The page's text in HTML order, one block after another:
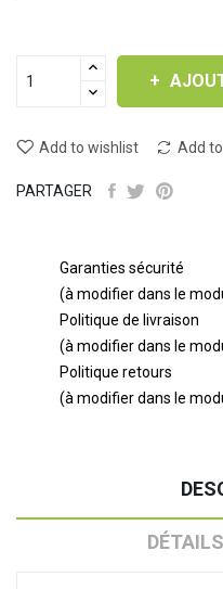
Add to wishlist Add
PARTAGER
Garanties sécurité
(à modifier dans le
Politique de livraison
(à modifier dans le
Politique retours
(à modifier dans le